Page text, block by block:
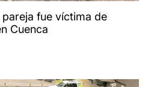
fue víctima de
Cuenca